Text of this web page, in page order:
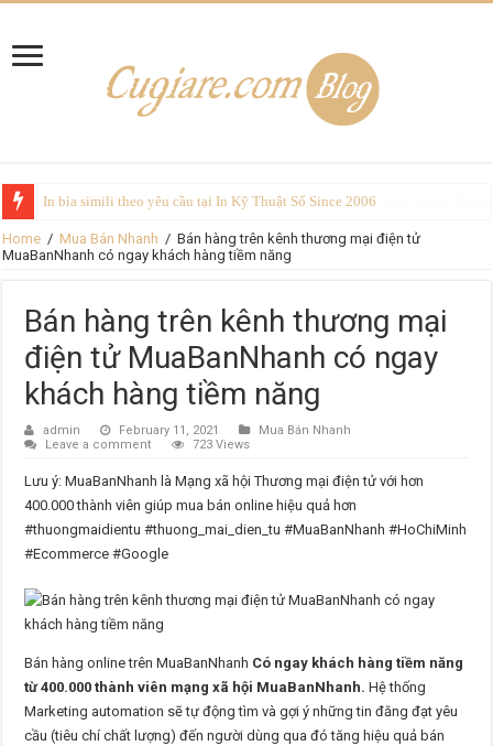
In bìa simili theo yêu cầu tại In Kỹ Thuật Số Since 2006
Home / Mua Bán Nhanh / Bán hàng trên kênh thương mại điện tử
MuaBanNhanh có ngay khách hàng tiềm năng
Bán hàng trên kênh thương mại
điện tử MuaBanNhanh có ngay
khách hàng tiềm năng
admin February 11, 2021
Mua Bán Nhanh
Leave a comment
723 Views
Lưu ý: MuaBanNhanh là Mạng xã hội Thương mại điện tử với hơn
400.000 thành viên giúp mua bán online hiệu quả hơn
#thuongmaidientu #thuong_mai_dien_tu #MuaBanNhanh #HoChiMinh
#Ecommerce #Google
Bán hàng online trên MuaBanNhanh Có ngay khách hàng tiềm năng
từ 400.000 thành viên mạng xã hội MuaBanNhanh. Hệ thống
Marketing automation sẽ tự động tìm và gợi ý những tin đăng đạt yêu
cầu (tiêu chí chất lượng) đến người dùng qua đó tăng hiệu quả bán